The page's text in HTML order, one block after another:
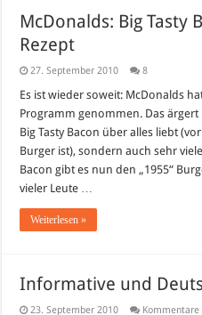
McDonalds: Big Tasty
Rezept
27. September 2010 8
Es ist wieder soweit: McDonalds
Programm genommen. Das
Big Tasty Bacon über alles liebt
Burger ist), sondern auch sehr
Bacon gibt es nun den „1955“
vieler Leute …
Weiterlesen »
Informative und
23. September 2010